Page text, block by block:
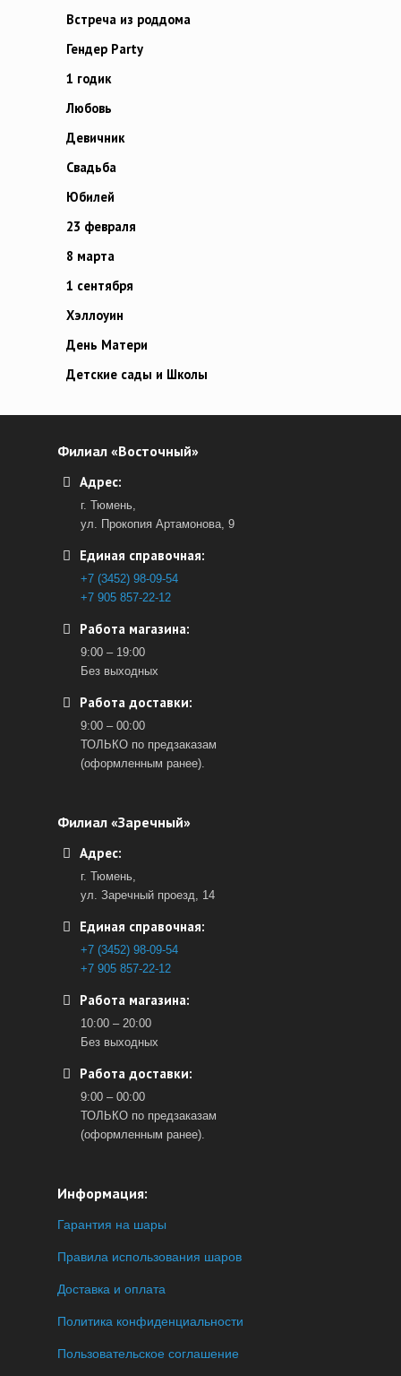
Встреча из роддома
Гендер Party
1 годик
Любовь
Девичник
Свадьба
Юбилей
23 февраля
8 марта
1 сентября
Хэллоуин
День Матери
Детские сады и Школы
Филиал «Восточный»
Адрес:
г. Тюмень,
ул. Прокопия Артамонова, 9
Единая справочная:
+7 (3452) 98-09-54
+7 905 857-22-12
Работа магазина:
9:00 – 19:00
Без выходных
Работа доставки:
9:00 – 00:00
ТОЛЬКО по предзаказам
(оформленным ранее).
Филиал «Заречный»
Адрес:
г. Тюмень,
ул. Заречный проезд, 14
Единая справочная:
+7 (3452) 98-09-54
+7 905 857-22-12
Работа магазина:
10:00 – 20:00
Без выходных
Работа доставки:
9:00 – 00:00
ТОЛЬКО по предзаказам
(оформленным ранее).
Информация:
Гарантия на шары
Правила использования шаров
Доставка и оплата
Политика конфиденциальности
Пользовательское соглашение